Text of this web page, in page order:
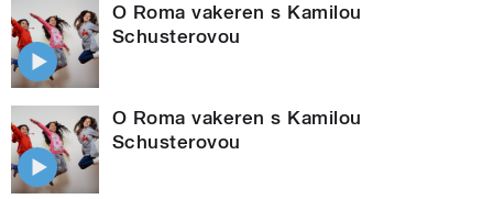
O Roma vakeren s Kamilou
Schusterovou
O Roma vakeren s Kamilou
Schusterovou